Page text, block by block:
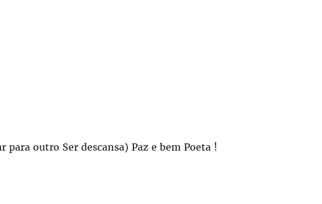
outro Ser descansa) Paz e bem Poeta !